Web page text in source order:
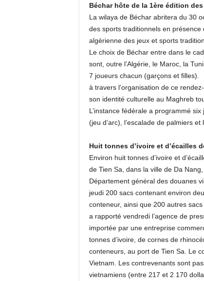
Béchar hôte de la 1ère édition
La wilaya de Béchar abritera du 30
des sports traditionnels en
algérienne des jeux et sports
Le choix de Béchar entre dans le
sont, outre l’Algérie, le Maroc, la
7 joueurs chacun (garçons et filles).
à travers l’organisation de ce
son identité culturelle au Maghreb
L’instance fédérale a programmé
(jeu d’arc), l’escalade de palmiers
Huit tonnes d’ivoire et d’écailles
Environ huit tonnes d’ivoire et
de Tien Sa, dans la ville de Da
Département général des douanes
jeudi 200 sacs contenant environ
conteneur, ainsi que 200 autres
a rapporté vendredi l’agence de
importée par une entreprise
tonnes d’ivoire, de cornes de
conteneurs, au port de Tien Sa. Le
Vietnam. Les contrevenants sont
vietnamiens (entre 217 et 2 170